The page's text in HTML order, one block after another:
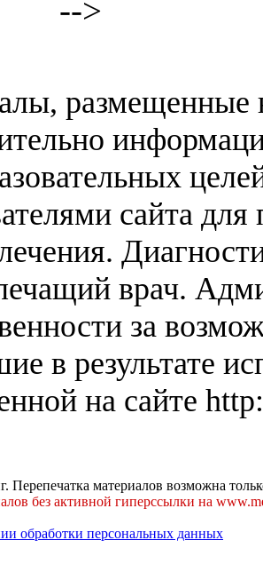
-->
размещенные
сайта
врач.
за
в результате
на сайте
материалов возможна
без активной гиперссылки на
обработки персональных данных